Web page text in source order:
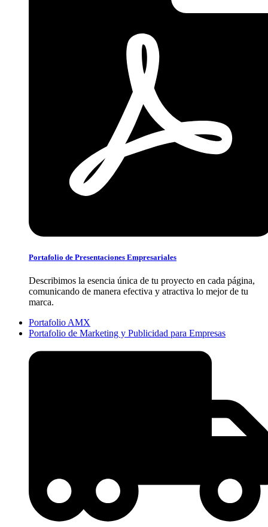
Portafolio de Presentaciones Empresariales
Describimos la esencia única de tu proyecto en cada página,
comunicando de manera efectiva y atractiva lo mejor de tu
marca.
Portafolio AMX
Portafolio de Marketing y Publicidad para Empresas